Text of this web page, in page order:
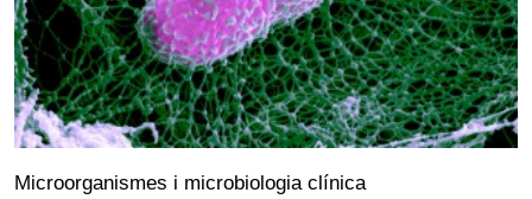
Microorganismes i microbiologia clínica